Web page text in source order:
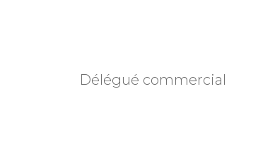
Délégué commercial